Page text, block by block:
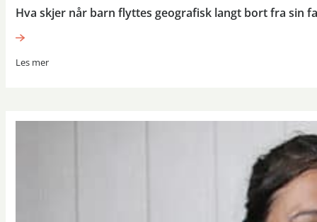
Hva skjer når barn flyttes geografisk langt bort fra sin
Les mer